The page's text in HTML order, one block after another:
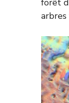
arbres